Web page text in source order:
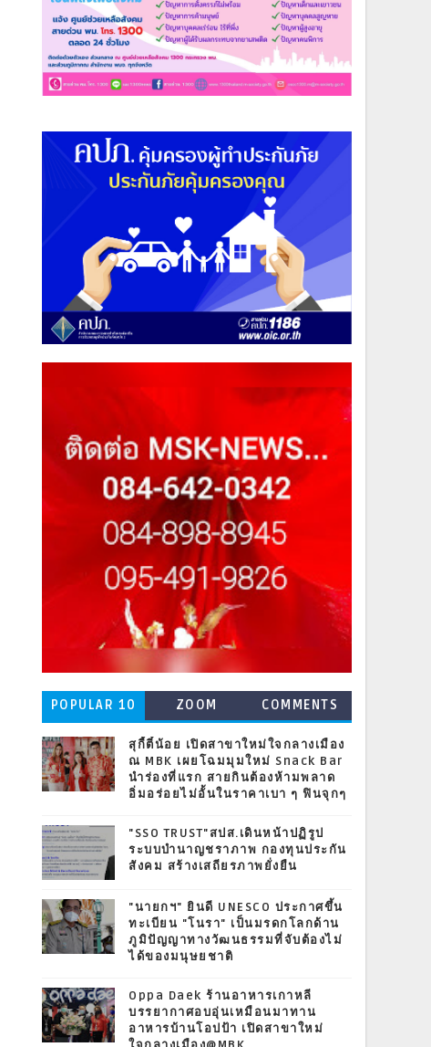
POPULAR 10 ZOOM COMMENTS
สุกี้ตี๋น้อย เปิดสาขาใหม่ใจกลางเมือง
ณ MBK เผยโฉมมุมใหม่ Snack Bar
นำร่องที่แรก สายกินต้องห้ามพลาด
อิ่มอร่อยไม่อั้นในราคาเบา ๆ ฟินจุกๆ
"SSO TRUST"สปส.เดินหน้าปฏิรูป
ระบบบำนาญชราภาพ กองทุนประกัน
สังคม สร้างเสถียรภาพยั่งยืน
"นายกฯ" ยินดี UNESCO ประกาศขึ้น
ทะเบียน "โนรา" เป็นมรดกโลกด้าน
ภูมิปัญญาทางวัฒนธรรมที่จับต้องไม่
ได้ของมนุษยชาติ
Oppa Daek ร้านอาหารเกาหลี
บรรยากาศอบอุ่นเหมือนมาทาน
อาหารบ้านโอปป้า เปิดสาขาใหม่